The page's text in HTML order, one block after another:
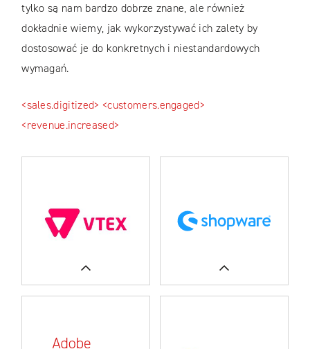
tylko są nam bardzo dobrze znane, ale również
dokładnie wiemy, jak wykorzystywać ich zalety by
dostosować je do konkretnych i niestandardowych
wymagań.
<sales.digitized> <customers.engaged>
<revenue.increased>